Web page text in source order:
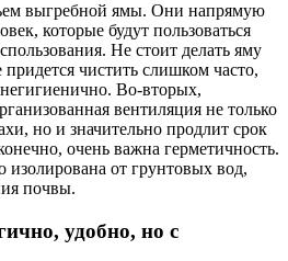
выгребной ямы. Они напрямую
которые будут пользоваться
Не стоит делать яму
чистить слишком часто,
Во-вторых,
вентиляция не только
но и значительно продлит срок
очень важна герметичность.
от грунтовых вод,
почвы.
удобно, но с